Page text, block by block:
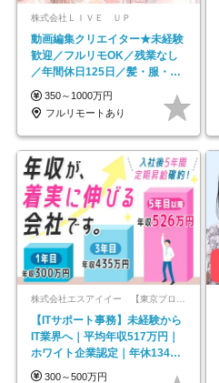
株式会社ＬＩＶＥ ＵＰ
動画編集クリエイター★未経験
歓迎／フルリモOK／残業なし
／年間休日125日／髪・服・ネ
イル自由／研修充実で安心
350～1000万円
フルリモートあり
【ITサポート事務】未経験から
IT業界へ｜平均年収517万円｜
ホワイト企業認定｜年休134日
｜リモートOK
300～500万円